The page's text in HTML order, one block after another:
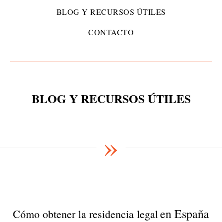
BLOG Y RECURSOS ÚTILES
CONTACTO
BLOG Y RECURSOS ÚTILES
»
Cómo obtener la residencia legalen España